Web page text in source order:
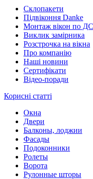
Склопакети
Підвіконня Danke
Монтаж вікон по
Виклик замірника
Розстрочка на вікна
Про компанію
Наші новини
Сертифікати
Відео-поради
Корисні статті
Окна
Двери
Балконы, лоджии
Фасады
Подоконники
Ролеты
Ворота
Рулонные шторы